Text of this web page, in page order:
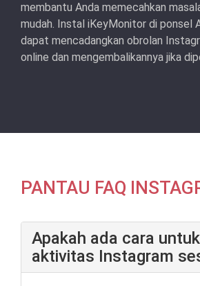
membantu Anda memecahkan
mudah. Instal iKeyMonitor di ponsel
dapat mencadangkan obrolan
online dan mengembalikannya jika
PANTAU FAQ
Apakah ada cara
aktivitas Instagram